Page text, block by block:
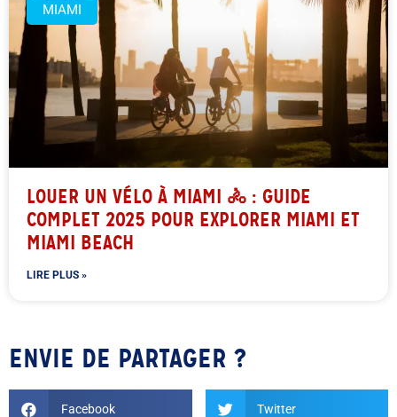
MIAMI
LOUER UN VÉLO À MIAMI 🚴 : GUIDE
COMPLET 2025 POUR EXPLORER MIAMI ET
MIAMI BEACH
LIRE PLUS »
ENVIE DE PARTAGER ?
Facebook Twitter